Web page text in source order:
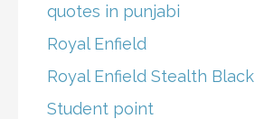
quotes in punjabi
Royal Enfield
Royal Enfield Stealth Black
Student point